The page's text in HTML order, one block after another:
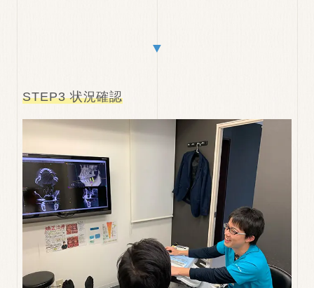
▼
STEP3 状況確認